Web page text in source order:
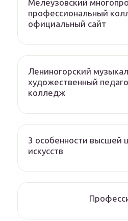
Мелеузовский
профессиональный
официальный сайт
Лениногорский
художественный
колледж
3 особенности высшей
искусств